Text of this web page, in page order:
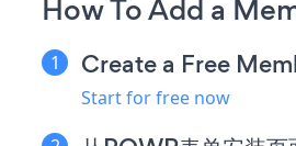
How To Add a
Create a Free
Start for free now